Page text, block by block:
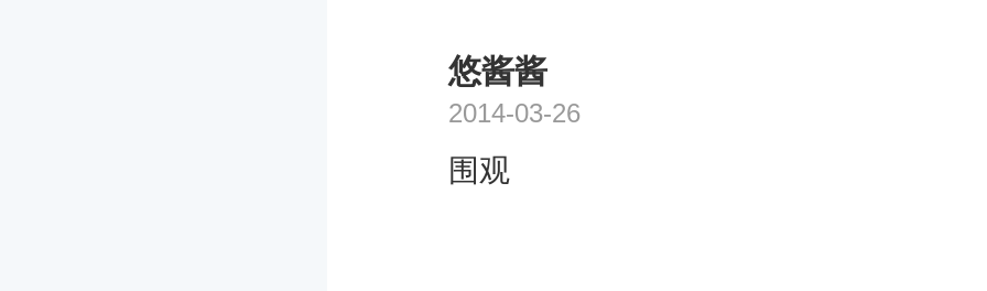
悠酱酱
2014-03-26
围观